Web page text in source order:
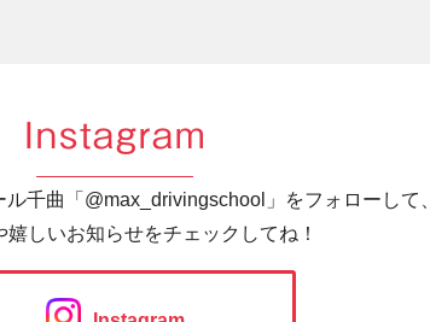
Instagram
千曲「@max_drivingschool」をフォローして、
嬉しいお知らせをチェックしてね！